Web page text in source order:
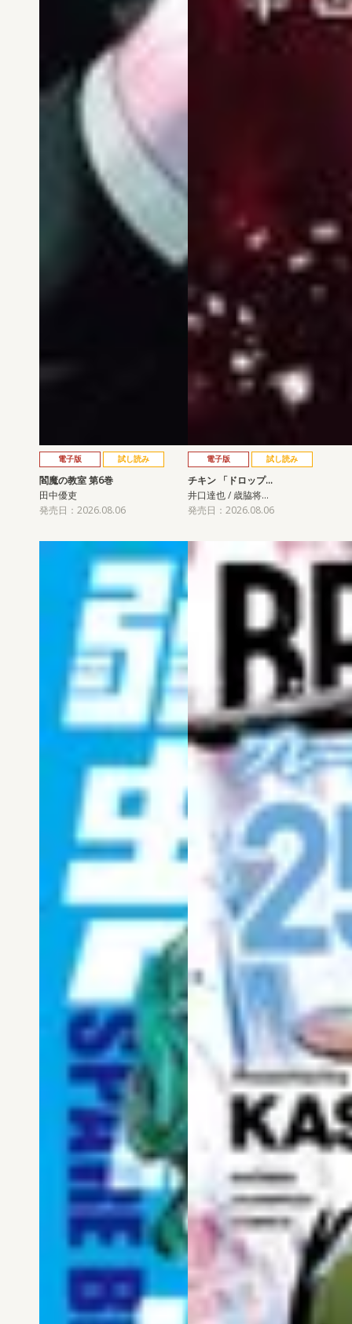
電子版 試し読み
閻魔の教室 第6巻
田中優吏
発売日：2026.08.06
電子版 試し読み
チキン 「ドロップ…
井口達也 / 歳脇将…
発売日：2026.08.06